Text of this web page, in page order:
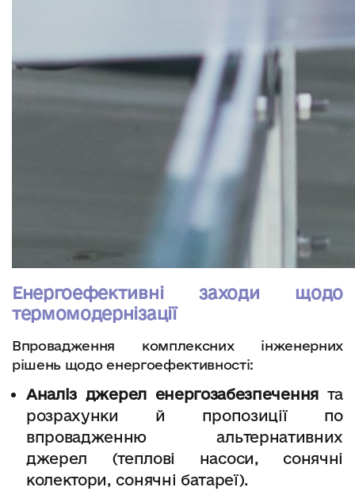
Енергоефективні заходи щодо
термомодернізації
Впровадження комплексних інженерних
рішень щодо енергоефективності:
Аналіз джерел енергозабезпечення та
розрахунки й пропозиції по
впровадженню альтернативних
джерел (теплові насоси, сонячні
колектори, сонячні батареї).